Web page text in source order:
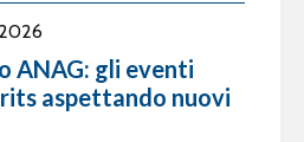
ANAG: gli eventi
aspettando nuovi